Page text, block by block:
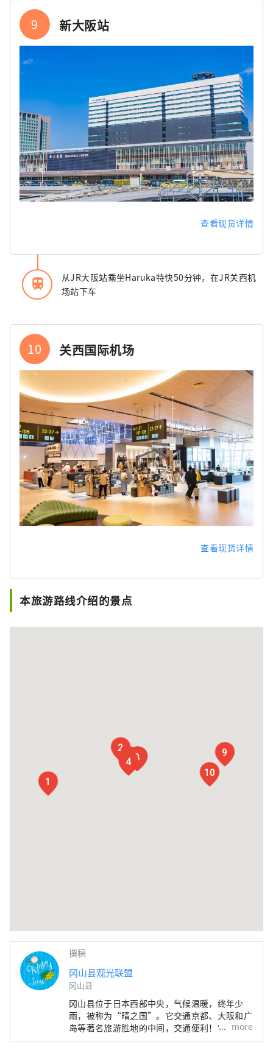
9 新大阪站
查看现货详情
train
从JR大阪站乘坐Haruka特快50分钟，在JR关西机
场站下车
10 关西国际机场
查看现货详情
本旅游路线介绍的景点
1
2
3
4
5 6
7
8
9
10
撰稿
冈山县观光联盟
冈山县
冈山县位于日本西部中央，气候温暖，终年少
雨，被称为“晴之国”。它交通京都、大阪和广
岛等著名旅游胜地的中间，交通便利！它也是经
由濑户通往四国的门户。 冈山县也被称为“水
more